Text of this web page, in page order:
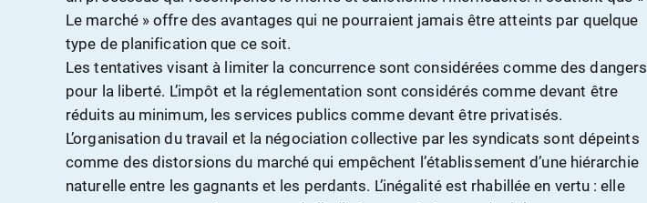
Le marché » offre des avantages qui ne pourraient jamais être atteints par quelque
type de planification que ce soit.
Les tentatives visant à limiter la concurrence sont considérées comme des dangers
pour la liberté. L’impôt et la réglementation sont considérés comme devant être
réduits au minimum, les services publics comme devant être privatisés.
L’organisation du travail et la négociation collective par les syndicats sont dépeints
comme des distorsions du marché qui empêchent l’établissement d’une hiérarchie
naturelle entre les gagnants et les perdants. L’inégalité est rhabillée en vertu : elle